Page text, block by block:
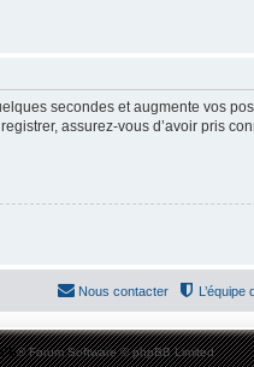
secondes et augmente vos
assurez-vous d’avoir pris
L’équipe
Nous contacter
® Forum Software © phpBB Limited